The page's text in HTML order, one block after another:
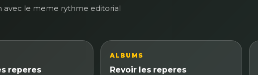
avec le meme rythme editorial
reperes
ALBUMS
Revoir les reperes